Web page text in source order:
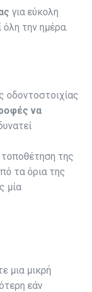
για εύκολη
την ημέρα.
οδοντοστοιχίας
να
τοποθέτηση της
τα όρια της
μία
μια μικρή
εάν